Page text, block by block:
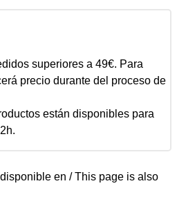
superiores a 49€. Para
precio durante del proceso de
están disponibles para
en / This page is also